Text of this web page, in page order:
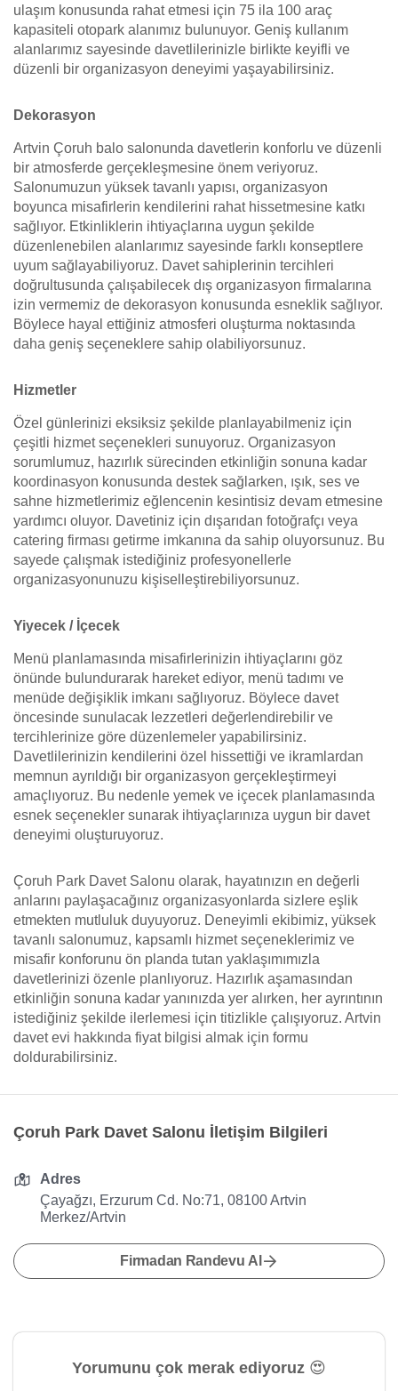
ulaşım konusunda rahat etmesi için 75 ila 100 araç
kapasiteli otopark alanımız bulunuyor. Geniş kullanım
alanlarımız sayesinde davetlilerinizle birlikte keyifli ve
düzenli bir organizasyon deneyimi yaşayabilirsiniz.
Dekorasyon
Artvin Çoruh balo salonunda davetlerin konforlu ve düzenli
bir atmosferde gerçekleşmesine önem veriyoruz.
Salonumuzun yüksek tavanlı yapısı, organizasyon
boyunca misafirlerin kendilerini rahat hissetmesine katkı
sağlıyor. Etkinliklerin ihtiyaçlarına uygun şekilde
düzenlenebilen alanlarımız sayesinde farklı konseptlere
uyum sağlayabiliyoruz. Davet sahiplerinin tercihleri
doğrultusunda çalışabilecek dış organizasyon firmalarına
izin vermemiz de dekorasyon konusunda esneklik sağlıyor.
Böylece hayal ettiğiniz atmosferi oluşturma noktasında
daha geniş seçeneklere sahip olabiliyorsunuz.
Hizmetler
Özel günlerinizi eksiksiz şekilde planlayabilmeniz için
çeşitli hizmet seçenekleri sunuyoruz. Organizasyon
sorumlumuz, hazırlık sürecinden etkinliğin sonuna kadar
koordinasyon konusunda destek sağlarken, ışık, ses ve
sahne hizmetlerimiz eğlencenin kesintisiz devam etmesine
yardımcı oluyor. Davetiniz için dışarıdan fotoğrafçı veya
catering firması getirme imkanına da sahip oluyorsunuz. Bu
sayede çalışmak istediğiniz profesyonellerle
organizasyonunuzu kişiselleştirebiliyorsunuz.
Yiyecek / İçecek
Menü planlamasında misafirlerinizin ihtiyaçlarını göz
önünde bulundurarak hareket ediyor, menü tadımı ve
menüde değişiklik imkanı sağlıyoruz. Böylece davet
öncesinde sunulacak lezzetleri değerlendirebilir ve
tercihlerinize göre düzenlemeler yapabilirsiniz.
Davetlilerinizin kendilerini özel hissettiği ve ikramlardan
memnun ayrıldığı bir organizasyon gerçekleştirmeyi
amaçlıyoruz. Bu nedenle yemek ve içecek planlamasında
esnek seçenekler sunarak ihtiyaçlarınıza uygun bir davet
deneyimi oluşturuyoruz.
Çoruh Park Davet Salonu olarak, hayatınızın en değerli
anlarını paylaşacağınız organizasyonlarda sizlere eşlik
etmekten mutluluk duyuyoruz. Deneyimli ekibimiz, yüksek
tavanlı salonumuz, kapsamlı hizmet seçeneklerimiz ve
misafir konforunu ön planda tutan yaklaşımımızla
davetlerinizi özenle planlıyoruz. Hazırlık aşamasından
etkinliğin sonuna kadar yanınızda yer alırken, her ayrıntının
istediğiniz şekilde ilerlemesi için titizlikle çalışıyoruz. Artvin
davet evi hakkında fiyat bilgisi almak için formu
doldurabilirsiniz.
Çoruh Park Davet Salonu İletişim Bilgileri
Adres
Çayağzı, Erzurum Cd. No:71, 08100 Artvin
Merkez/Artvin
Firmadan Randevu Al
Yorumunu çok merak ediyoruz 😍